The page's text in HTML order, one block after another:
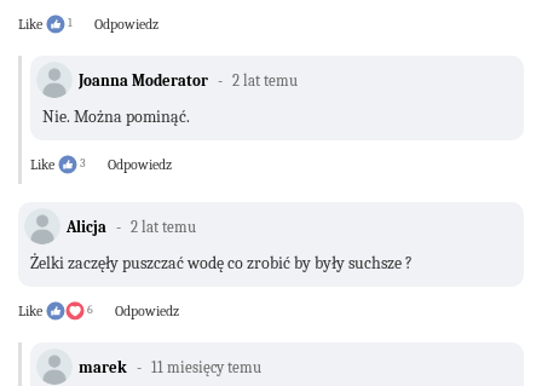
Like 1 Odpowiedz
Joanna Moderator 2 lat temu
Nie. Można pominąć.
Like 3 Odpowiedz
Alicja 2 lat temu
Żelki zaczęły puszczać wodę co zrobić by były suchsze ?
Like 6 Odpowiedz
marek 11 miesięcy temu